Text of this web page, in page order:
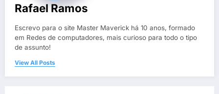
Rafael Ramos
Escrevo para o site Master Maverick há 10 anos, formado
em Redes de computadores, mais curioso para todo o tipo
de assunto!
View All Posts